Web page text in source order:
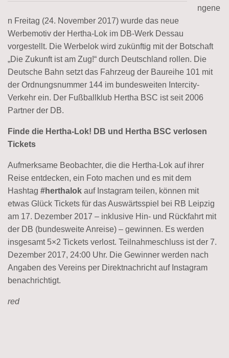
ngene
n Freitag (24. November 2017) wurde das neue
Werbemotiv der Hertha-Lok im DB-Werk Dessau
vorgestellt. Die Werbelok wird zukünftig mit der Botschaft
„Die Zukunft ist am Zug!“ durch Deutschland rollen. Die
Deutsche Bahn setzt das Fahrzeug der Baureihe 101 mit
der Ordnungsnummer 144 im bundesweiten Intercity-
Verkehr ein. Der Fußballklub Hertha BSC ist seit 2006
Partner der DB.
Finde die Hertha-Lok! DB und Hertha BSC verlosen
Tickets
Aufmerksame Beobachter, die die Hertha-Lok auf ihrer
Reise entdecken, ein Foto machen und es mit dem
Hashtag #herthalok auf Instagram teilen, können mit
etwas Glück Tickets für das Auswärtsspiel bei RB Leipzig
am 17. Dezember 2017 – inklusive Hin- und Rückfahrt mit
der DB (bundesweite Anreise) – gewinnen. Es werden
insgesamt 5×2 Tickets verlost. Teilnahmeschluss ist der 7.
Dezember 2017, 24:00 Uhr. Die Gewinner werden nach
Angaben des Vereins per Direktnachricht auf Instagram
benachrichtigt.
red